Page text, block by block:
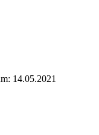
14.05.2021